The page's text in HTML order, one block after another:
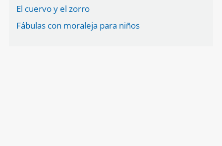
El cuervo y el zorro
Fábulas con moraleja para niños